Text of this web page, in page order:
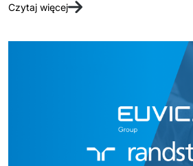
Czytaj więcej